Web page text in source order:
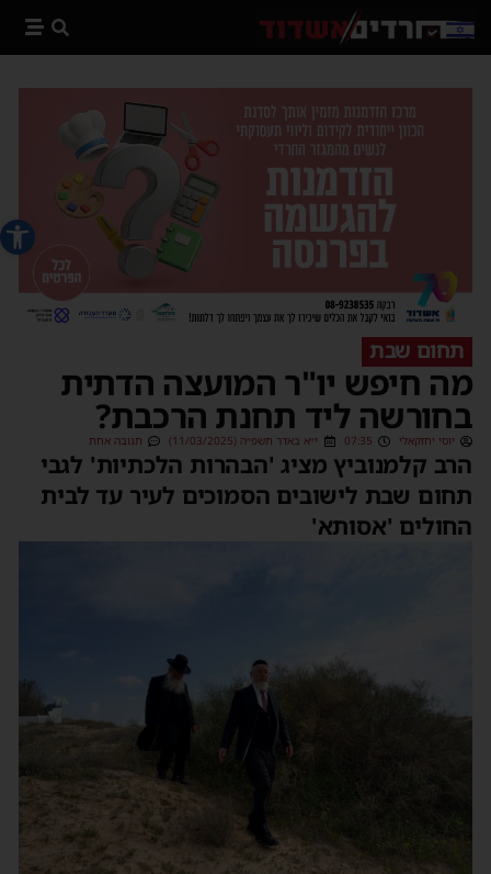
פתח
תחום שבת
מה חיפש יו"ר המועצה הדתית
בחורשה ליד תחנת הרכבת?
יוסי יחזקאלי 07:35 י״א באדר תשפ״ה (11/03/2025) תגובה אחת
הרב קלמנוביץ מציג 'הבהרות הלכתיות' לגבי
תחום שבת לישובים הסמוכים לעיר עד לבית
החולים 'אסותא'